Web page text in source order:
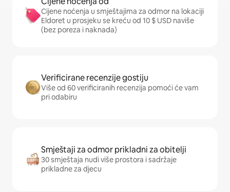
Cijene noćenja u smještajima za odmor na lokaciji
Eldoret u prosjeku se kreću od 10 $ USD naviše
(bez poreza i naknada)
Verificirane recenzije gostiju
Više od 60 verificiranih recenzija pomoći će vam
pri odabiru
Smještaji za odmor prikladni za obitelji
30 smještaja nudi više prostora i sadržaje
prikladne za djecu